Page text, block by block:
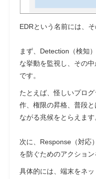
EDRという名前には、
まず、Detection（検知
な挙動を監視し、その
です。
たとえば、怪しいプロ
作、権限の昇格、普段
ながる兆候をとらえます
次に、Response（対応
を防ぐためのアクション
具体的には、端末をネ